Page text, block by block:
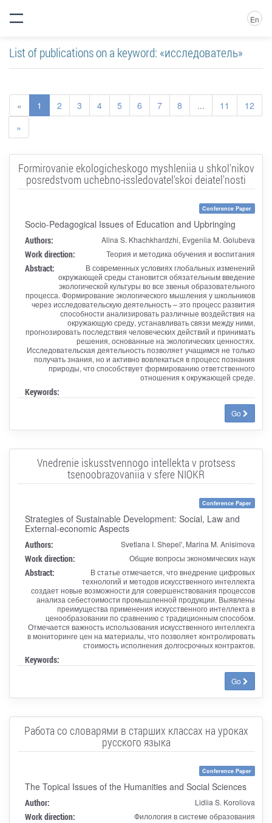
En
List of publications on a keyword: «исследователь»
« 1 2 3 4 5 6 7 8 ... 11
12
»
Formirovanie ekologicheskogo myshleniia u shkol'nikov
posredstvom uchebno-issledovatel'skoi deiatel'nosti
Conference Paper
Socio-Pedagogical Issues of Education and Upbringing
Authors: Alina S. Khachkhardzhi, Evgeniia M. Golubeva
Work direction: Теория и методика обучения и воспитания
Abstract:
В современных условиях глобальных изменений
окружающей среды становится обязательным введение
экологической культуры во все звенья образовательного
процесса. Формирование экологического мышления у школьников
через исследовательскую деятельность – это процесс развития
способности анализировать различные воздействия на
окружающую среду, устанавливать связи между ними,
прогнозировать последствия человеческих действий и принимать
решения, основанные на экологических ценностях.
Исследовательская деятельность позволяет учащимся не только
получать знания, но и активно вовлекаться в процесс познания
природы, что способствует формированию ответственного
отношения к окружающей среде.
Keywords:
Go
Vnedrenie iskusstvennogo intellekta v protsess
tsenoobrazovaniia v sfere NIOKR
Conference Paper
Strategies of Sustainable Development: Social, Law and
External-economic Aspects
Authors: Svetlana I. Shepel', Marina M. Anisimova
Work direction: Общие вопросы экономических наук
Abstract:
В статье отмечается, что внедрение цифровых
технологий и методов искусственного интеллекта
создает новые возможности для совершенствования процессов
анализа себестоимости промышленной продукции. Выявлены
преимущества применения искусственного интеллекта в
ценообразовании по сравнению с традиционным способом.
Отмечается важность использования искусственного интеллекта
в мониторинге цен на материалы, что позволяет контролировать
стоимость исполнения долгосрочных контрактов.
Keywords:
Go
Работа со словарями в старших классах на уроках
русского языка
Conference Paper
The Topical Issues of the Humanities and Social Sciences
Author: Lidiia S. Koroliova
Work direction: Филология в системе образования